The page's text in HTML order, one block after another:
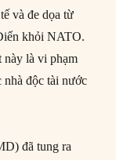
và đe dọa từ
khỏi NATO.
này là vi phạm
nhà độc tài nước
đã tung ra